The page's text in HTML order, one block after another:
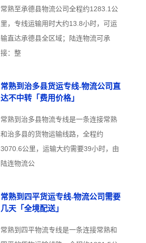
常熟至承德县物流公司全程约1283.1公
里，专线运输用时大约13.8小时，可运
输直达承德县全区域；陆连物流可承
接：整
常熟到治多县货运专线-物流公司直
达不中转「费用价格」
常熟到治多县物流专线是一条连接常熟
和治多县的货物运输线路，全程约
3070.6公里，运输大约需要39小时，由
陆连物流公
常熟到四平货运专线-物流公司需要
几天「全境配送」
常熟到四平物流专线是一条连接常熟和